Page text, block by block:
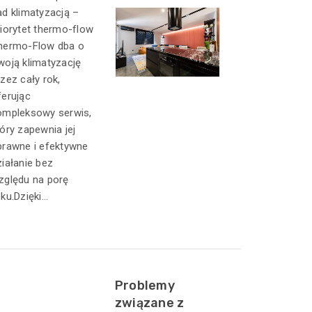
klimatyzacją –
thermo-flow
Flow dba o
klimatyzację
cały rok,
serwis,
zapewnia jej
i efektywne
bez
na porę
Problemy
związane z